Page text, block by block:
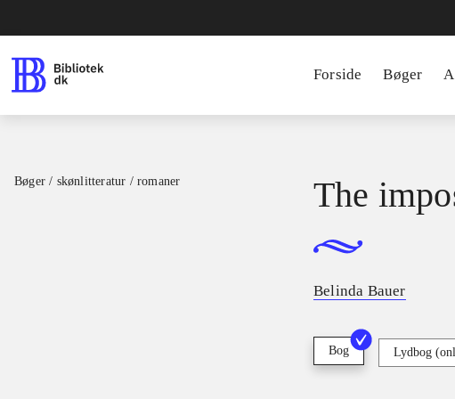
Forside Bøger
Bøger / skønlitteratur / romaner The
Belinda Bauer
Bog Lydbog